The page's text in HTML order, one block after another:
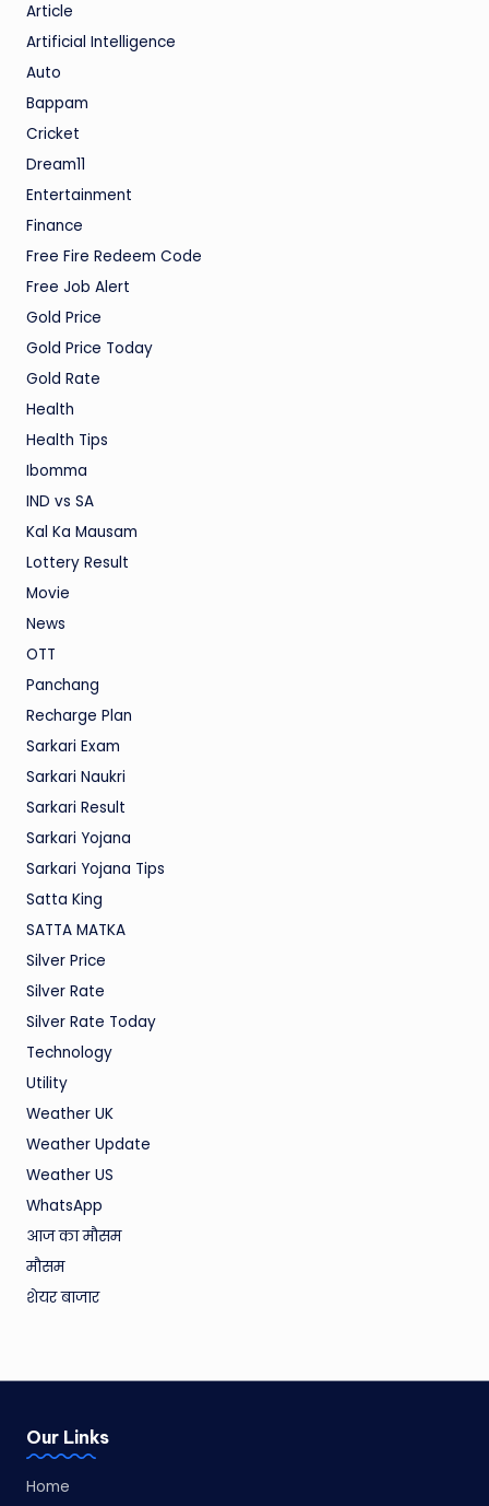
Article
Artificial Intelligence
Auto
Bappam
Cricket
Dream11
Entertainment
Finance
Free Fire Redeem Code
Free Job Alert
Gold Price
Gold Price Today
Gold Rate
Health
Health Tips
Ibomma
IND vs SA
Kal Ka Mausam
Lottery Result
Movie
News
OTT
Panchang
Recharge Plan
Sarkari Exam
Sarkari Naukri
Sarkari Result
Sarkari Yojana
Sarkari Yojana Tips
Satta King
SATTA MATKA
Silver Price
Silver Rate
Silver Rate Today
Technology
Utility
Weather UK
Weather Update
Weather US
WhatsApp
आज का मौसम
मौसम
शेयर बाजार
Our Links
Home